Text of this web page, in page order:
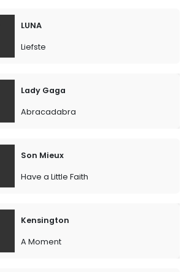
LUNA
Liefste
Lady Gaga
Abracadabra
Son Mieux
Have a Little Faith
Kensington
A Moment